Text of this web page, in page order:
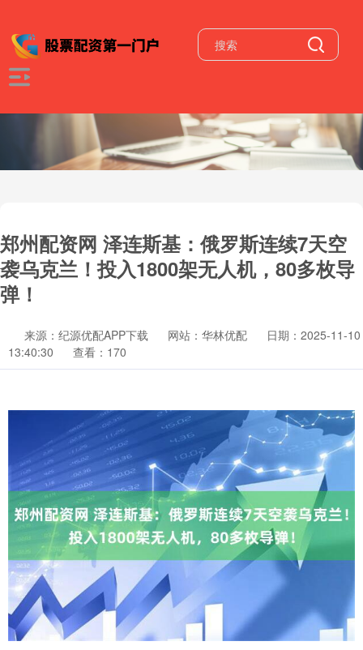
郑州配资网 泽连斯基：俄罗斯连续7天空
袭乌克兰！投入1800架无人机，80多枚导
弹！
来源：纪源优配APP下载 网站：华林优配
日期：2025-11-10
13:40:30
查看：170